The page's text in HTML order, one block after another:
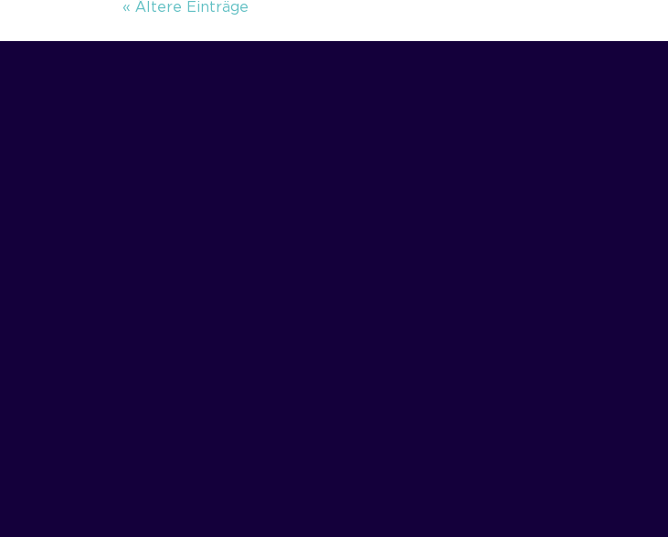
« Ältere Einträge